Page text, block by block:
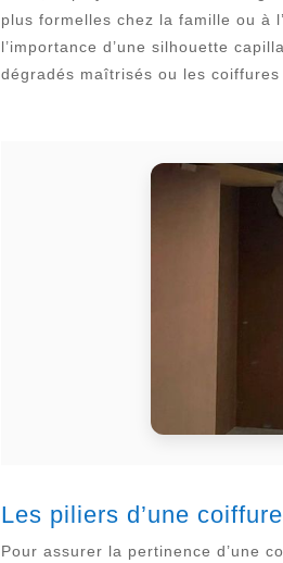
plus formelles chez la famille ou à
l’importance d’une silhouette
dégradés maîtrisés ou les
Les piliers d’une
Pour assurer la pertinence d’une